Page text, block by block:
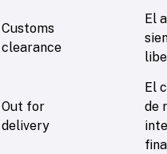
Customs
clearance
El
Out for
delivery
El
de